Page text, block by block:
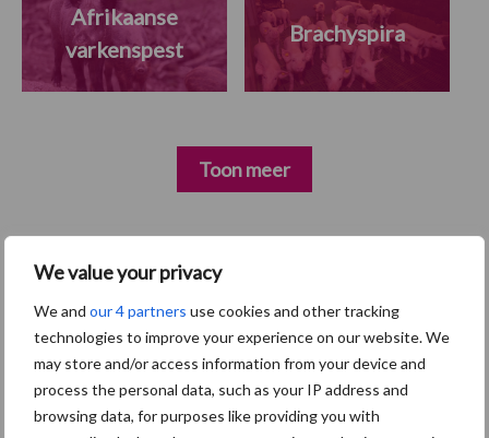
We value your privacy
We and our 4 partners use cookies and other tracking
technologies to improve your experience on our website. We
may store and/or access information from your device and
process the personal data, such as your IP address and
browsing data, for purposes like providing you with
Primaire
Sidebar
Recent nieuws
7 aug
Britse varkenssector vreest
afzetcrisis in het najaar
Afrikaanse
varkenspest
Brachyspira
Toon meer